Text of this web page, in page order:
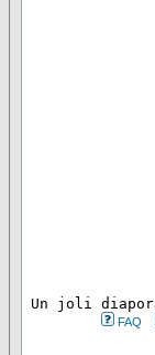
Un joli
FAQ